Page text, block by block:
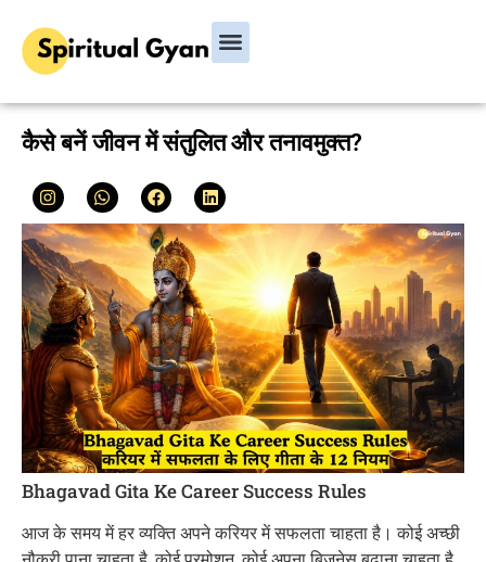
कैसे बनें जीवन में संतुलित और तनावमुक्त?
Bhagavad Gita Ke Career Success Rules
आज के समय में हर व्यक्ति अपने करियर में सफलता चाहता है। कोई अच्छी